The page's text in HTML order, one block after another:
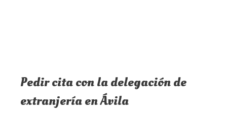
Pedir cita con la delegación de
extranjería en Ávila